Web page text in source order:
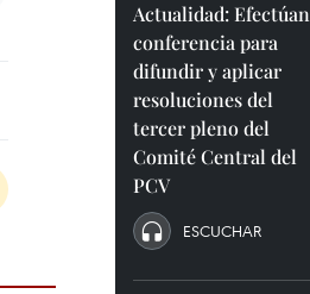
Actualidad: Efectúan
conferencia para
difundir y aplicar
resoluciones del
tercer pleno del
Comité Central del
PCV
ESCUCHAR